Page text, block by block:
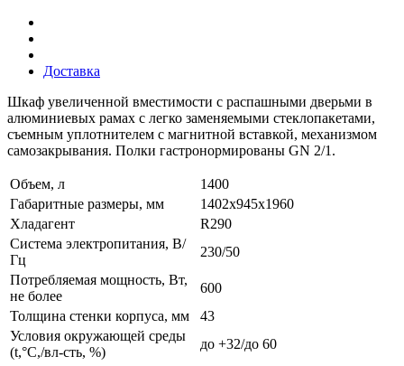
Доставка
Шкаф увеличенной вместимости с распашными дверьми в
алюминиевых рамах с легко заменяемыми стеклопакетами,
съемным уплотнителем с магнитной вставкой, механизмом
самозакрывания. Полки гастронормированы GN 2/1.
Объем, л
1400
Габаритные размеры, мм
1402х945х1960
Хладагент
R290
Система электропитания, В/
Гц
230/50
Потребляемая мощность, Вт,
не более
600
Толщина стенки корпуса, мм
43
Условия окружающей среды
(t,°C,/вл-сть, %)
до +32/до 60